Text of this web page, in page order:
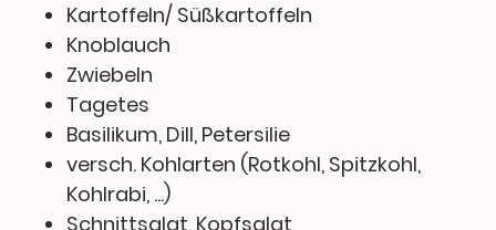
Kartoffeln/ Süßkartoffeln
Knoblauch
Zwiebeln
Tagetes
Basilikum, Dill, Petersilie
versch. Kohlarten (Rotkohl, Spitzkohl,
Kohlrabi, ...)
Schnittsalat, Kopfsalat